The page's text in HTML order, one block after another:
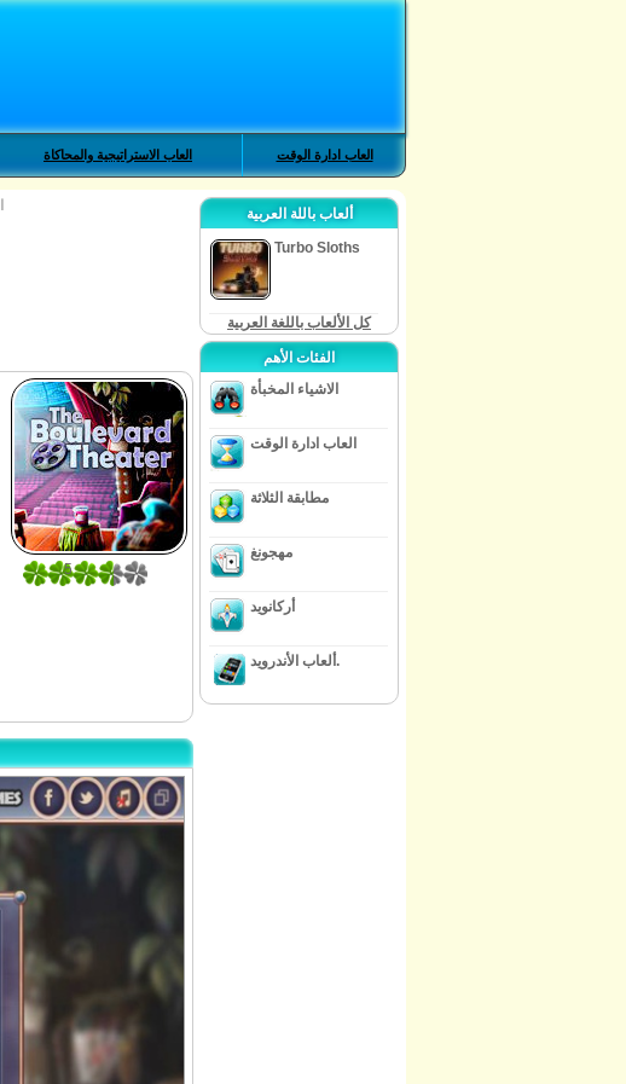
العاب الاستراتيجية والمحاكاة العاب ادارة الوقت
5
ألعاب باللة العربية
Turbo Sloths
كل الألعاب باللغة العربية
الفئات الأهم
الاشياء المخبأة
العاب ادارة الوقت
مطابقة الثلاثة
مهجونغ
أركانويد
ألعاب الأندرويد.